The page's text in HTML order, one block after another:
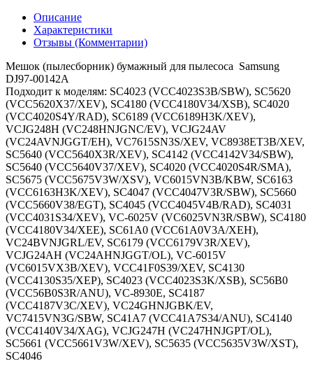
Описание
Характеристики
Отзывы (Комментарии)
Мешок (пылесборник) бумажный для пылесоса Samsung
DJ97-00142A
Подходит к моделям: SC4023 (VCC4023S3B/SBW), SC5620
(VCC5620X37/XEV), SC4180 (VCC4180V34/XSB), SC4020
(VCC4020S4Y/RAD), SC6189 (VCC6189H3K/XEV),
VCJG248H (VC248HNJGNC/EV), VCJG24AV
(VC24AVNJGGT/EH), VC7615SN3S/XEV, VC8938ET3B/XEV,
SC5640 (VCC5640X3R/XEV), SC4142 (VCC4142V34/SBW),
SC5640 (VCC5640V37/XEV), SC4020 (VCC4020S4R/SMA),
SC5675 (VCC5675V3W/XSV), VC6015VN3B/KBW, SC6163
(VCC6163H3K/XEV), SC4047 (VCC4047V3R/SBW), SC5660
(VCC5660V38/EGT), SC4045 (VCC4045V4B/RAD), SC4031
(VCC4031S34/XEV), VC-6025V (VC6025VN3R/SBW), SC4180
(VCC4180V34/XEE), SC61A0 (VCC61A0V3A/XEH),
VC24BVNJGRL/EV, SC6179 (VCC6179V3R/XEV),
VCJG24AH (VC24AHNJGGT/OL), VC-6015V
(VC6015VX3B/XEV), VCC41F0S39/XEV, SC4130
(VCC4130S35/XEP), SC4023 (VCC4023S3K/XSB), SC56B0
(VCC56B0S3R/ANU), VC-8930E, SC4187
(VCC4187V3C/XEV), VC24GHNJGBK/EV,
VC7415VN3G/SBW, SC41A7 (VCC41A7S34/ANU), SC4140
(VCC4140V34/XAG), VCJG247H (VC247HNJGPT/OL),
SC5661 (VCC5661V3W/XEV), SC5635 (VCC5635V3W/XST),
SC4046